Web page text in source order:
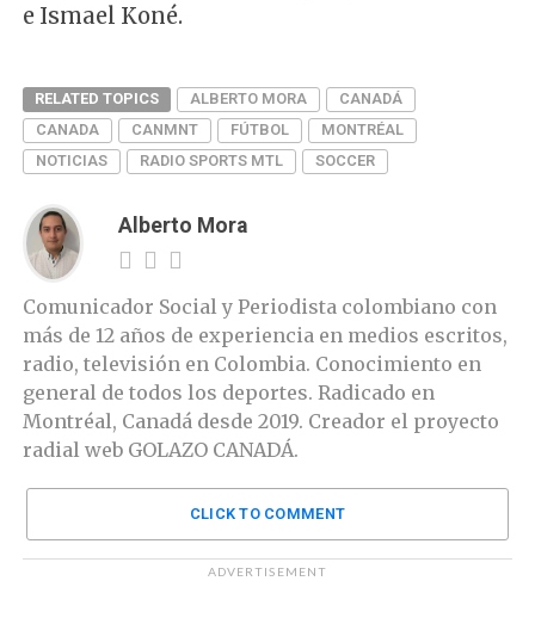
e Ismael Koné.
RELATED TOPICS ALBERTO MORA
CANADÁ
CANADA
CANMNT FÚTBOL
MONTRÉAL
NOTICIAS
RADIO SPORTS MTL SOCCER
Alberto Mora
Comunicador Social y Periodista colombiano con
más de 12 años de experiencia en medios escritos,
radio, televisión en Colombia. Conocimiento en
general de todos los deportes. Radicado en
Montréal, Canadá desde 2019. Creador el proyecto
radial web GOLAZO CANADÁ.
CLICK TO COMMENT
ADVERTISEMENT